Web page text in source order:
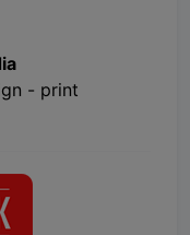
- print